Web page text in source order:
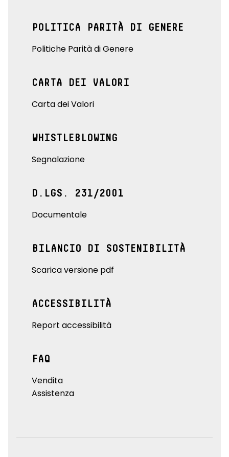
POLITICA PARITÀ DI GENERE
Politiche Parità di Genere
CARTA DEI VALORI
Carta dei Valori
WHISTLEBLOWING
Segnalazione
D.LGS. 231/2001
Documentale
BILANCIO DI SOSTENIBILITÀ
Scarica versione pdf
ACCESSIBILITÀ
Report accessibilità
FAQ
Vendita
Assistenza